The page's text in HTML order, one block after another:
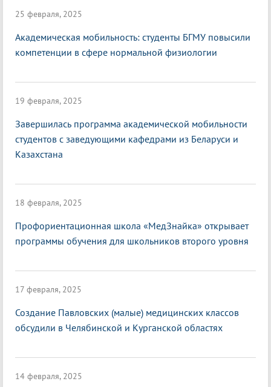
25 февраля, 2025
Академическая мобильность: студенты БГМУ повысили
компетенции в сфере нормальной физиологии
19 февраля, 2025
Завершилась программа академической мобильности
студентов с заведующими кафедрами из Беларуси и
Казахстана
18 февраля, 2025
Профориентационная школа «МедЗнайка» открывает
программы обучения для школьников второго уровня
17 февраля, 2025
Создание Павловских (малые) медицинских классов
обсудили в Челябинской и Курганской областях
14 февраля, 2025